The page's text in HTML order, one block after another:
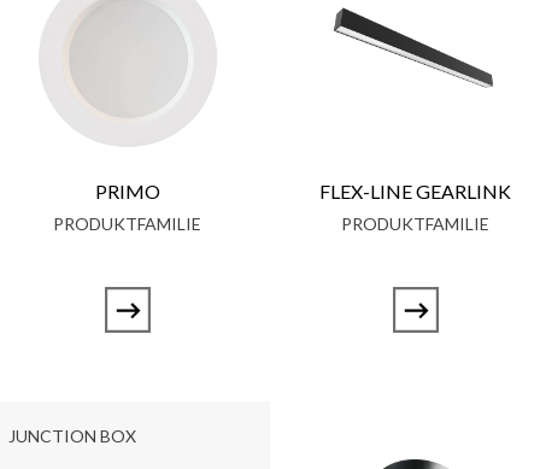
PRIMO
PRODUKTFAMILIE
FLEX-LINE GEARLINK
PRODUKTFAMILIE
JUNCTION BOX